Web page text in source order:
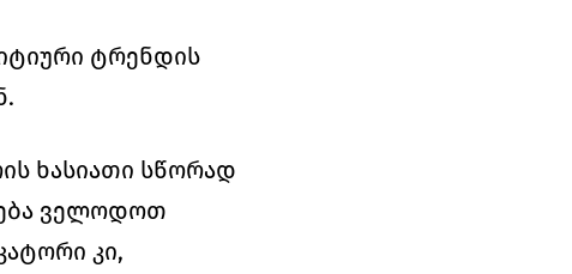
ტრენდის
ხასიათი სწორად
ველოდოთ
კი,